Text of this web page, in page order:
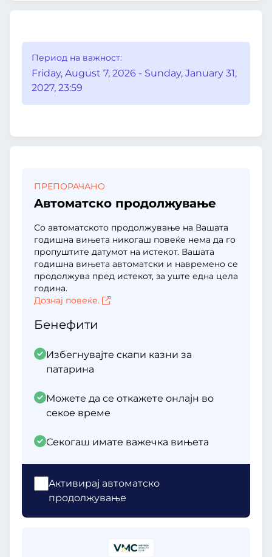
Период на важност:
Friday, August 7, 2026 - Sunday, January 31,
2027, 23:59
ПРЕПОРАЧАНО
Aвтоматско продолжување
Со автоматското продолжување на Вашата
годишна вињета никогаш повеќе нема да го
пропуштите датумот на истекот. Вашата
годишна вињета автоматски и навремено се
продолжува пред истекот, за уште една цела
година.
Дознај повеќе.
Бенефити
Избегнувајте скапи казни за
патарина
Можете да се откажете онлајн во
секое време
Секогаш имате важечка вињета
Aктивирај автоматско
продолжување